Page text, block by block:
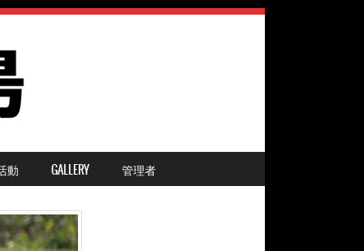
動 GALLERY 管理者